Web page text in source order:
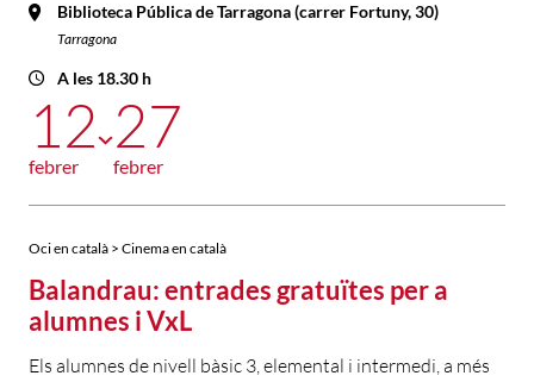
Biblioteca Pública de Tarragona (carrer Fortuny, 30)
Tarragona
A les 18.30 h
12
febrer
27
febrer
Oci en català > Cinema en català
Balandrau: entrades gratuïtes per a
alumnes i VxL
Els alumnes de nivell bàsic 3, elemental i intermedi, a més